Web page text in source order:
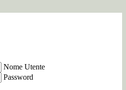
Nome Utente
Password